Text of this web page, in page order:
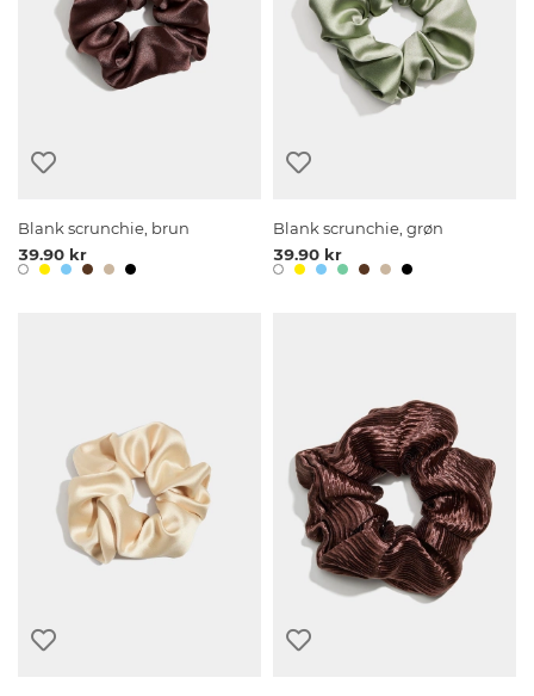
Blank scrunchie, brun
39.90 kr
Blank scrunchie, grøn
39.90 kr